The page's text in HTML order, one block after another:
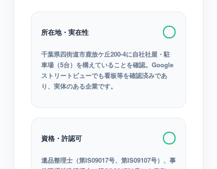
所在地・実在性 〇
千葉県四街道市鹿放ケ丘200-4に自社社屋・駐
車場（5台）を構えていることを確認。Google
ストリートビューでも看板等を確認済みであ
り、実体のある企業です。
資格・許認可 〇
遺品整理士（第IS09017号、第IS09107号）、事